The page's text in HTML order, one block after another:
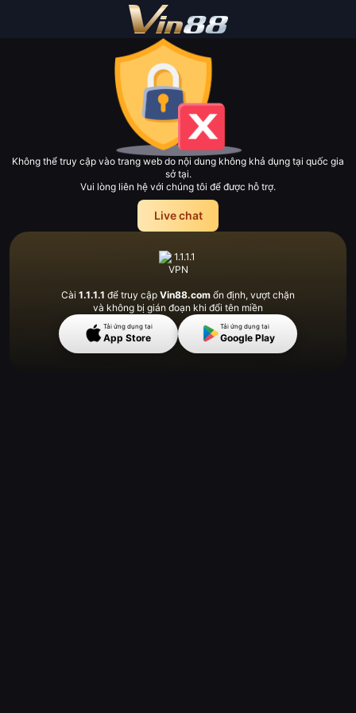
Không thể truy cập vào trang web do nội dung không khả dụng tại quốc gia
sở tại.
Vui lòng liên hệ với chúng tôi để được hỗ trợ.
Live chat
Cài 1.1.1.1 để truy cập Vin88.com ổn định, vượt chặn
và không bị gián đoạn khi đổi tên miền
Tải ứng dụng tại
App Store
Tải ứng dụng tại
Google Play